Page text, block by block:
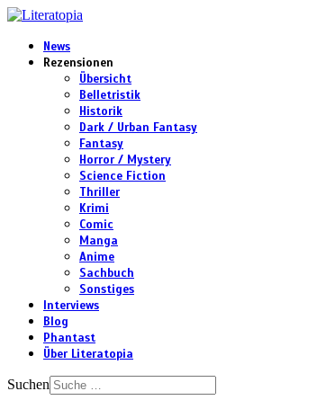
News
Rezensionen
Übersicht
Belletristik
Historik
Dark / Urban Fantasy
Fantasy
Horror / Mystery
Science Fiction
Thriller
Krimi
Comic
Manga
Anime
Sachbuch
Sonstiges
Interviews
Blog
Phantast
Über Literatopia
Suchen